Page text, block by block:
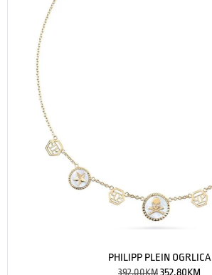
PHILIPP PLEIN OGRLICA
392.00KM